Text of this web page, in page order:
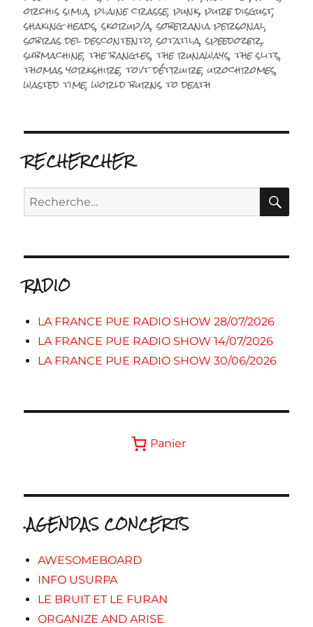
orchis simia,plaine crasse,punk,pure disgust,
shaking heads,skorup/a,soberania personal,
sobras del descontento,sotatila,speedozer,
submachine,the bangles,the runaways,the slits,
thomas yorkshire,tovt détruire,urochromes,
wasted time,world burns to death
RECHERCHER
Recherche
pour :
RADIO
LA FRANCE PUE RADIO SHOW 28/07/2026
LA FRANCE PUE RADIO SHOW 14/07/2026
LA FRANCE PUE RADIO SHOW 30/06/2026
Panier
.AGENDAS CONCERTS
AWESOMEBOARD
INFO USURPA
LE BRUIT ET LE FURAN
ORGANIZE AND ARISE